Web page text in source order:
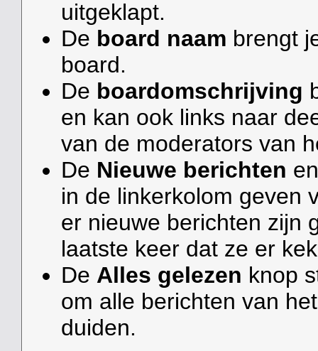
uitgeklapt.
De board naam brengt
board.
De boardomschrijving
en kan ook links naar
van de moderators van
De Nieuwe berichten
in de linkerkolom geven
er nieuwe berichten zijn
laatste keer dat ze er
De Alles gelezen knop
om alle berichten van
duiden.